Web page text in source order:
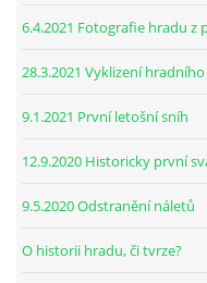
6.4.2021 Fotografie hradu z
28.3.2021 Vyklizení
9.1.2021 První letošní sníh
12.9.2020 Historicky první
9.5.2020 Odstranění náletů
O historii hradu, či tvrze?